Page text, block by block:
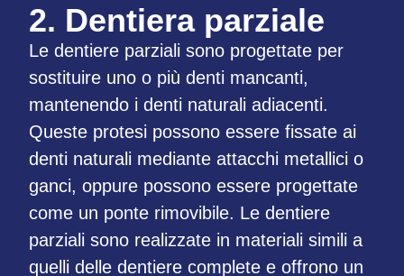
2. Dentiera parziale
Le dentiere parziali sono progettate per
sostituire uno o più denti mancanti,
mantenendo i denti naturali adiacenti.
Queste protesi possono essere fissate ai
denti naturali mediante attacchi metallici o
ganci, oppure possono essere progettate
come un ponte rimovibile. Le dentiere
parziali sono realizzate in materiali simili a
quelli delle dentiere complete e offrono un